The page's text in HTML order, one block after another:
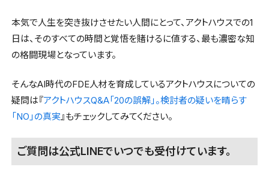
本気で人生を突き抜けさせたい人間にとって、アクトハウスでの1
日は、そのすべての時間と覚悟を賭けるに値する、最も濃密な知
の格闘現場となっています。
そんなAI時代のFDE人材を育成しているアクトハウスについての
疑問は『アクトハウスQ&A「20の誤解」。検討者の疑いを晴らす
「NO」の真実』もチェックしてみてください。
ご質問は公式LINEでいつでも受付けています。